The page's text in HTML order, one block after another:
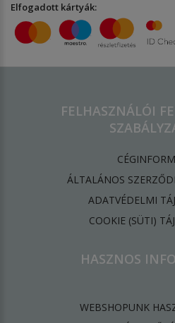
Elfogadott kártyák:
FELHASZNÁLÓI
ÁLTALÁNOS
ADATVÉDELMI
​COOKIE (SÜTI)
HASZNOS
WEBSHOPUNK